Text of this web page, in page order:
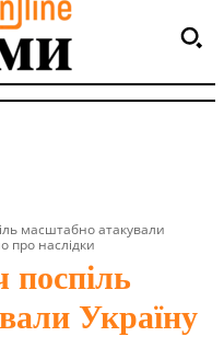
масштабно атакували
про наслідки
поспіль
Україну